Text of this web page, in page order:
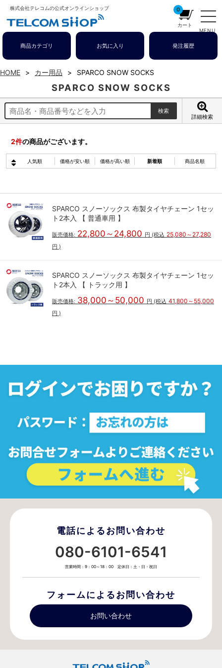
株式会社テレコムの公式オンラインショップ
MENU
0
カート
商品カテゴリ お気に入り 発注履歴
HOME カー用品 SPARCO SNOW SOCKS
SPARCO SNOW SOCKS
詳細検索
2件の商品がございます。
人気順 価格が安い順 価格が高い順 新着順 商品名順
SPARCO スノーソックス 布製タイヤチェーン 1セッ
ト2本入 【 普通車用 】
販売価格: 22,800～24,800 円 (税込 25,080～27,280
円 )
SPARCO スノーソックス 布製タイヤチェーン 1セッ
ト2本入 【 トラック用 】
販売価格: 38,000～50,000 円 (税込 41,800～55,000
円 )
電話によるお問い合わせ
080-6101-6541
営業時間：9：00～18：00 定休日：土・日・祝日
フォームによるお問い合わせ
お問い合わせ